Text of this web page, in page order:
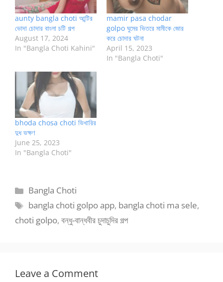
aunty bangla choti আন্টির
ভোদা চোদার বাংলা চটি গল্প
August 17, 2024
In "Bangla Choti Kahini"
mamir pasa chodar
golpo ঘুমের ভিতরে মামীকে জোর
করে চোদার ঘটনা
April 15, 2023
In "Bangla Choti"
bhoda chosa choti ভিখারির
দুধ ভক্ষণ
June 25, 2023
In "Bangla Choti"
Categories
Bangla Choti
Tags
bangla choti golpo app, bangla choti ma sele,
choti golpo, বন্ধু-বান্ধবীর চুদাচুদির গল্প
Leave a Comment